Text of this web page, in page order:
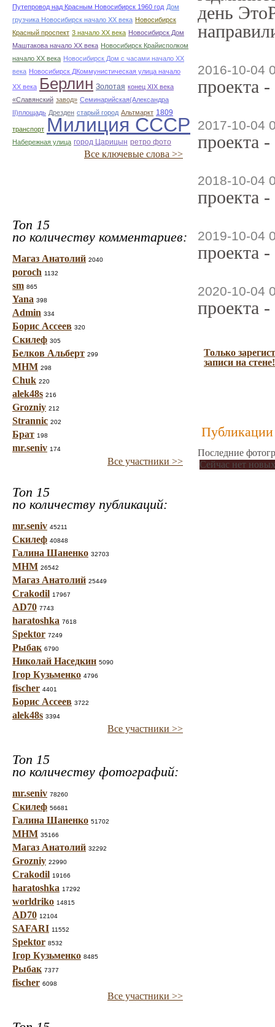
Путепровод над Красным Новосибирск 1960 год Дом
грузчика Новосибирск начало ХХ века Новосибирск
Красный проспект 3 начало ХХ века Новосибирск Дом
Маштакова начало ХХ века Новосибирск Крайисполком
начало ХХ века Новосибирск Дом с часами начало ХХ
века Новосибирск ДКоммунистическая улица начало
ХХ века Берлин Золотая конец ХІХ века
«Славянский завод» Семинарийская(Александра
II)площадь Дрезден старый город Альтмаркт 1809
транспорт Милиция СССР
Набережная улица город Царицын ретро фото
Все ключевые слова >>
Топ 15
по количеству комментариев:
Магаз Анатолий 2040
poroch 1132
sm 865
Yana 398
Admin 334
Борис Ассеев 320
Скилеф 305
Белков Альберт 299
МНМ 298
Chuk 220
alek48s 216
Grozniy 212
Strannic 202
Брат 198
mr.seniv 174
Все участники >>
Топ 15
по количеству публикаций:
mr.seniv 45211
Скилеф 40848
Галина Шаненко 32703
МНМ 26542
Магаз Анатолий 25449
Crakodil 17967
AD70 7743
haratoshka 7618
Spektor 7249
Рыбак 6790
Николай Наседкин 5090
Ігор Кузьменко 4796
fischer 4401
Борис Ассеев 3722
alek48s 3394
Все участники >>
Топ 15
по количеству фотографий:
mr.seniv 78260
Скилеф 56681
Галина Шаненко 51702
МНМ 35166
Магаз Анатолий 32292
Grozniy 22990
Crakodil 19166
haratoshka 17292
worldriko 14815
AD70 12104
SAFARI 11552
Spektor 8532
Ігор Кузьменко 8485
Рыбак 7377
fischer 6098
Все участники >>
день
2016-10-04
проекта
2017-10-04
проекта
2018-10-04
проекта
2019-10-04
проекта
2020-10-04
проекта
Только
записи на стене!
Публикации
Последние
Сейчас нет